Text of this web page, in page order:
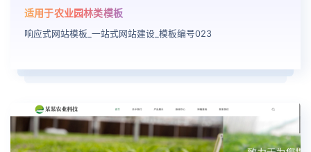
适用于农业园林类模板
响应式网站模板_一站式网站建设_模板编号023